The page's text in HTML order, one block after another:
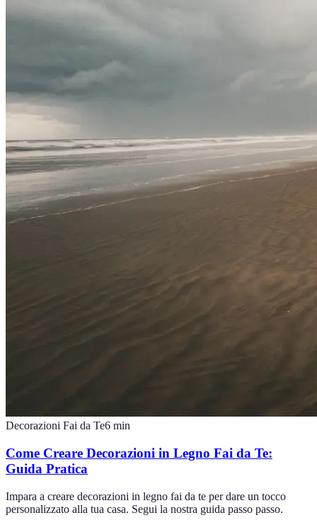
Decorazioni Fai da Te6 min
Come Creare Decorazioni in Legno Fai da Te:
Guida Pratica
Impara a creare decorazioni in legno fai da te per dare un tocco
personalizzato alla tua casa. Segui la nostra guida passo passo.